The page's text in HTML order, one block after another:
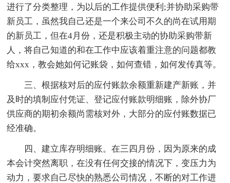
进行了分类整理，为以后的工作提供便利;并协助采购带
新员工，虽然我自己还是一个来公司不久的尚在试用期
的新员工，但在4月份，还是积极主动的协助采购带新
人，将自己知道的和在工作中应该着重注意的问题都教
给xxx，教会她如何记账袋，如何查错，如何发传真等。
三、根据核对后的应付账款余额重新建产新账，并
及时的填制应付凭证、登记应付账款明细账，除外协厂
供应商的期初余额尚需核对外，大部分的应付账数据已
经准确。
四、建立库存明细账。在三四月份，因为原来的成
本会计突然离职，在没有任何交接的情况下，变压力为
动力，要求自己尽快的熟悉公司情况，不断的对工作进